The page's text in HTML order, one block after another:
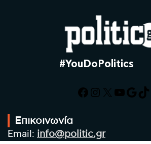
#YouDoPolitics
Facebook
Instagram
X
Επικοινωνία
Email: info@politic.gr